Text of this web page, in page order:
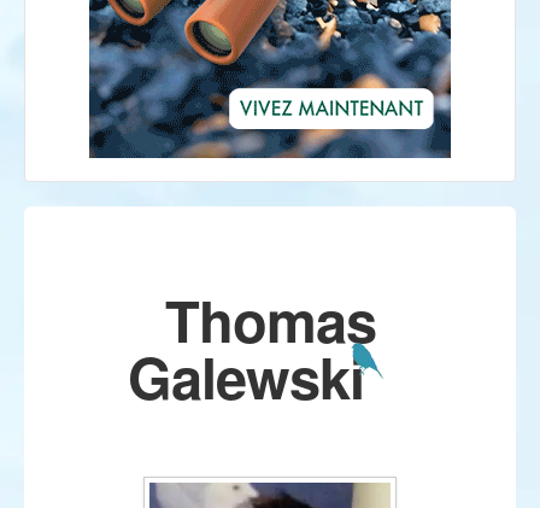
Thomas
Galewski